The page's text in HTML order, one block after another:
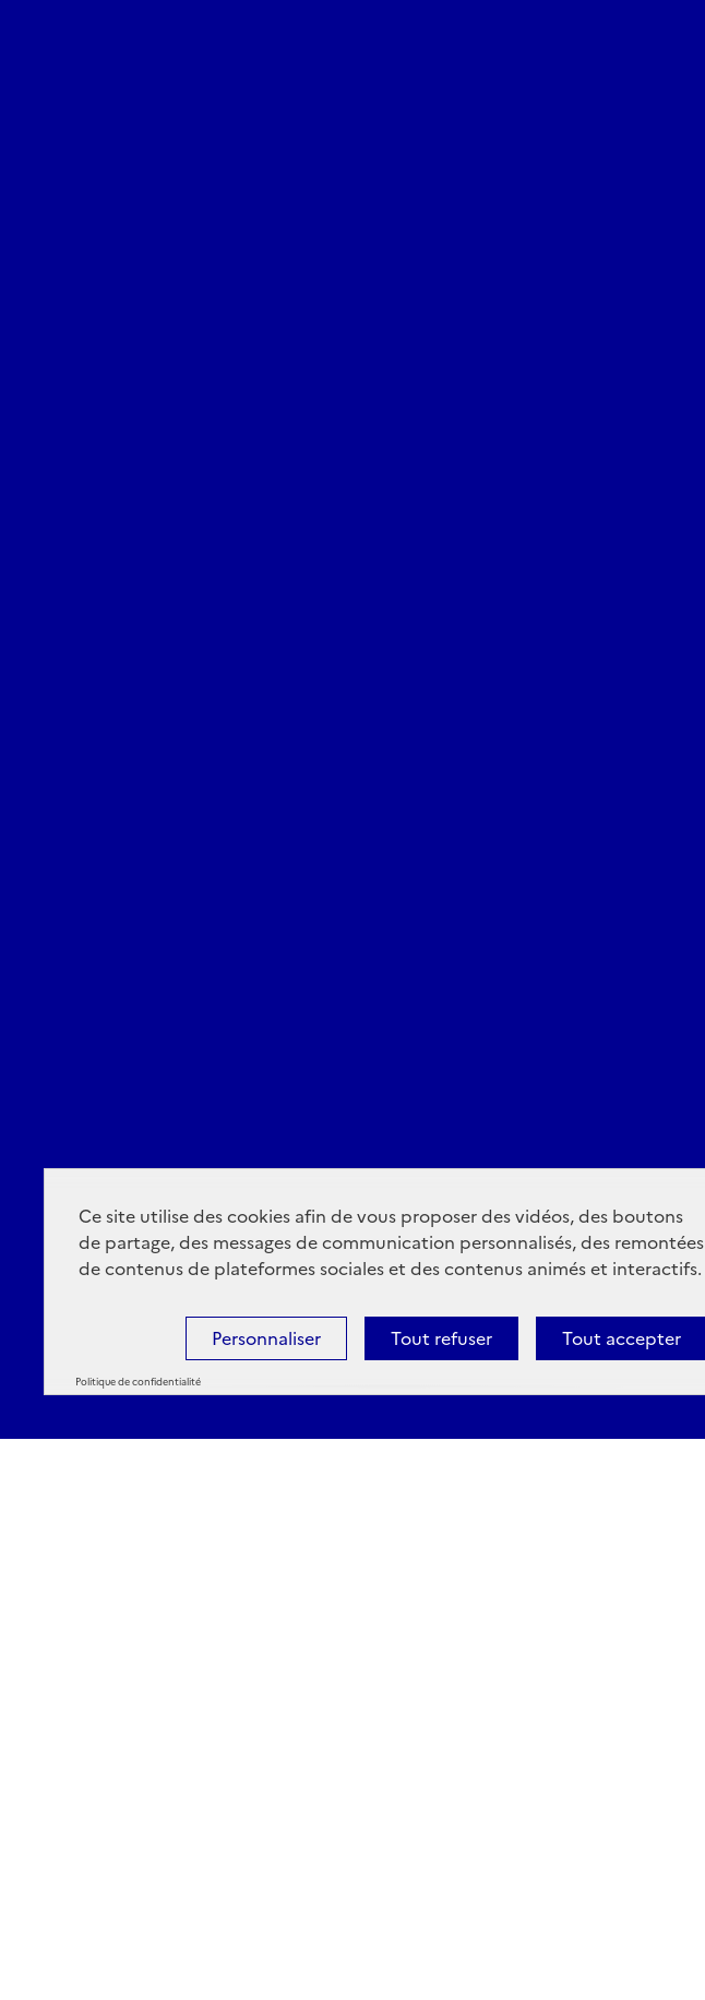
Ce site utilise des cookies afin de vous proposer des vidéos, des boutons
de partage, des messages de communication personnalisés, des remontées
de contenus de plateformes sociales et des contenus animés et interactifs.
Tout accepter
Tout refuser
Personnaliser
Politique de confidentialité